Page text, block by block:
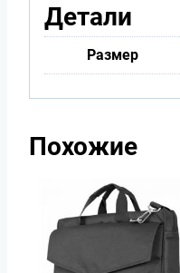
Детали
Размер
Похожие